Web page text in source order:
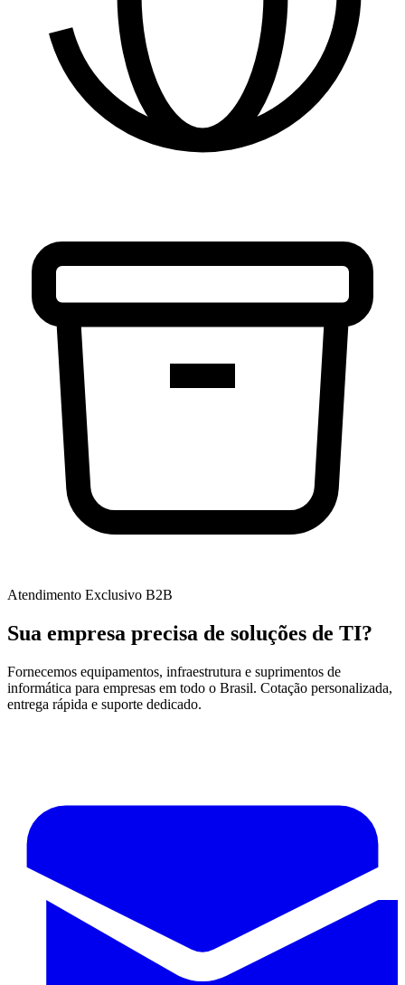
Atendimento Exclusivo B2B
Sua empresa precisa de soluções de TI?
Fornecemos equipamentos, infraestrutura e suprimentos de
informática para empresas em todo o Brasil. Cotação personalizada,
entrega rápida e suporte dedicado.